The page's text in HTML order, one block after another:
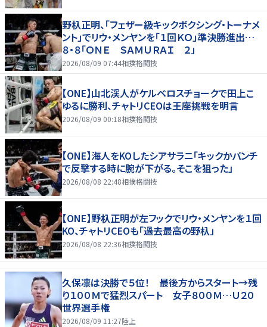
野杁正明、「フェザー級キックボクシング・トーナメ
ント」でリウ・メンヤンを「１回ＫＯ」準決勝進出…
８・８「ＯＮＥ ＳＡＭＵＲＡＩ ２」
2026/08/09 07:44相撲格闘技
【ONE】山北渓人がケルベロスチョークで田上こ
ゆるに勝利、チャトリCEOは王座挑戦を明言
2026/08/09 00:18相撲格闘技
【ONE】海人をKOしたシアサラニ「キックかパンチ
で反撃する時に腕が下がる。そこを狙った」
2026/08/08 22:48相撲格闘技
【ONE】野杁正明が左フックでリウ・メンヤンを１回
KO、チャトリCEOも「過去最高の野杁」
2026/08/08 22:36相撲格闘技
久保凛は決勝で５位！ 最後方からスタート→残
り１００Ｍで猛烈スパート 女子８００Ｍ…Ｕ２０
世界選手権
2026/08/09 11:27陸上